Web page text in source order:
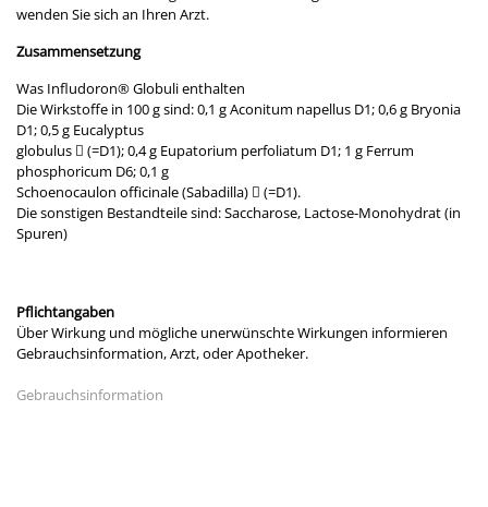
wenden Sie sich an Ihren Arzt.
Zusammensetzung
Was Infludoron® Globuli enthalten
Die Wirkstoffe in 100 g sind: 0,1 g Aconitum napellus D1; 0,6 g Bryonia
D1; 0,5 g Eucalyptus
globulus  (=D1); 0,4 g Eupatorium perfoliatum D1; 1 g Ferrum
phosphoricum D6; 0,1 g
Schoenocaulon officinale (Sabadilla)  (=D1).
Die sonstigen Bestandteile sind: Saccharose, Lactose-Monohydrat (in
Spuren)
Pflichtangaben
Über Wirkung und mögliche unerwünschte Wirkungen informieren
Gebrauchsinformation, Arzt, oder Apotheker.
Gebrauchsinformation